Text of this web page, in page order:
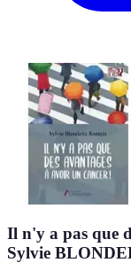
Il n'y a pas que
Sylvie